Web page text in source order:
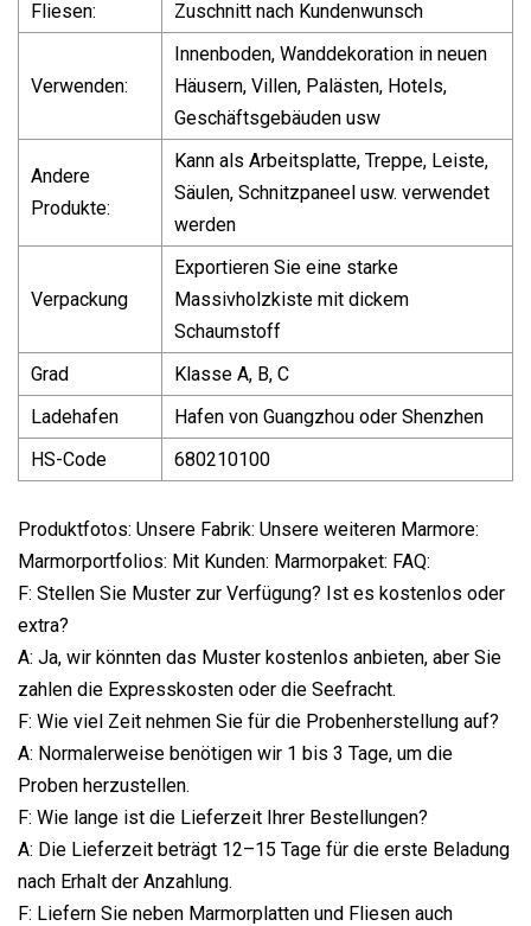
Fliesen: Zuschnitt nach Kundenwunsch
Verwenden:
Innenboden, Wanddekoration in neuen
Häusern, Villen, Palästen, Hotels,
Geschäftsgebäuden usw
Andere
Produkte:
Kann als Arbeitsplatte, Treppe, Leiste,
Säulen, Schnitzpaneel usw. verwendet
werden
Verpackung
Exportieren Sie eine starke
Massivholzkiste mit dickem
Schaumstoff
Grad
Klasse A, B, C
Ladehafen
Hafen von Guangzhou oder Shenzhen
HS-Code
680210100
Produktfotos: Unsere Fabrik: Unsere weiteren Marmore:
Marmorportfolios: Mit Kunden: Marmorpaket: FAQ:
F: Stellen Sie Muster zur Verfügung? Ist es kostenlos oder
extra?
A: Ja, wir könnten das Muster kostenlos anbieten, aber Sie
zahlen die Expresskosten oder die Seefracht.
F: Wie viel Zeit nehmen Sie für die Probenherstellung auf?
A: Normalerweise benötigen wir 1 bis 3 Tage, um die
Proben herzustellen.
F: Wie lange ist die Lieferzeit Ihrer Bestellungen?
A: Die Lieferzeit beträgt 12–15 Tage für die erste Beladung
nach Erhalt der Anzahlung.
F: Liefern Sie neben Marmorplatten und Fliesen auch